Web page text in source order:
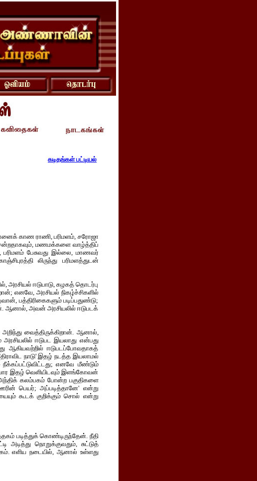
கடிதங்கள் பட்டியல்
காண ராணி, பரிமளம், சரோஜா
மணமக்களை வாழ்த்திப்
பேசுவது இல்லை, மாணவர்
லிருந்து பரிமளத்துடன்
ஈடுபாடு, கழகத் தொடர்பு
எனவே, அரசியல் நிகழ்ச்சிகளில்
பத்திரிகைகளும் படிப்பதுண்டு;
ஆனால், அவன் அரசியலில் ஈடுபடக்
அறிந்து வைத்திருக்கிறான். ஆனால்,
ஈடுபட இயலாது என்பது
ஆகியவற்றில் ஈடுபடப்போவதாகத்
நாடு' இதழ் நடத்த இயலாமல்
நீக்கப்பட்டுவிட்டது; எனவே மீண்டும்
இதழ் வெளியிடவும் இளங்கோவன்
அந்திக் கலம்பகம் போன்ற பகுதிகளை
பெயர்; அப்படித்தானே' என்று
கூடக் குறிக்கும் சொல் என்று
படித்துக் கொண்டிருந்தேன். நீதி
நொறுக்குவதும், சுட்டுத்
எளிய நடையில், ஆனால் உள்ளது